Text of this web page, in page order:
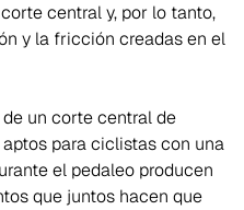
central y, por lo tanto,
y la fricción creadas en el
un corte central de
para ciclistas con una
el pedaleo producen
que juntos hacen que